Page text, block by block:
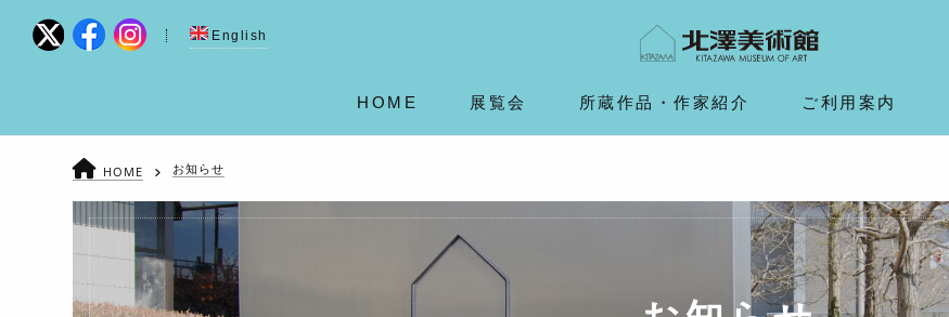
HOME 展覧会 所蔵作品・作家紹介 ご利用案内
English
HOME お知らせ